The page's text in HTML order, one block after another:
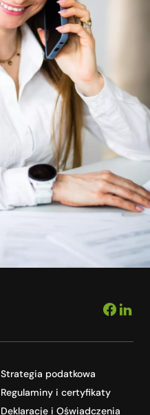
Strategia podatkowa
Regulaminy i certyfikaty
Deklaracje i Oświadczenia